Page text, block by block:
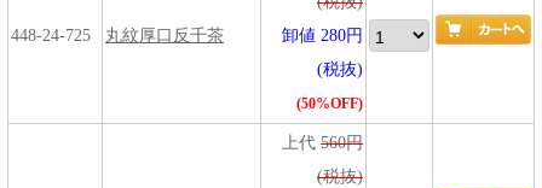
448-24-725 丸紋厚口反千茶
卸値 280円
(税抜)
(50%OFF)
上代 560円
(税抜)